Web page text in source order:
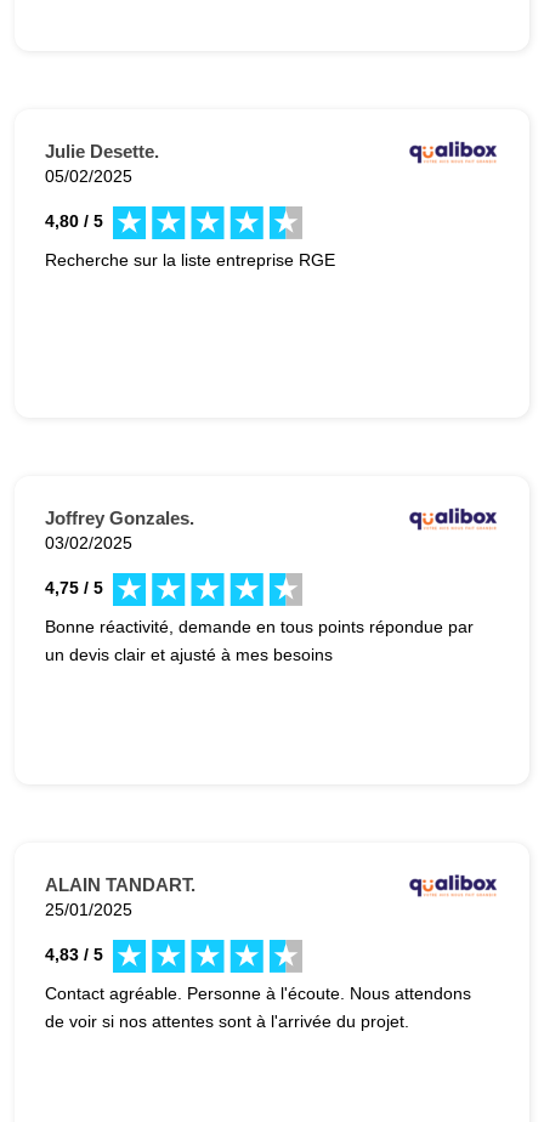
Julie Desette.
05/02/2025
4,80 / 5
Recherche sur la liste entreprise RGE
Joffrey Gonzales.
03/02/2025
4,75 / 5
Bonne réactivité, demande en tous points répondue par
un devis clair et ajusté à mes besoins
ALAIN TANDART.
25/01/2025
4,83 / 5
Contact agréable. Personne à l'écoute. Nous attendons
de voir si nos attentes sont à l'arrivée du projet.